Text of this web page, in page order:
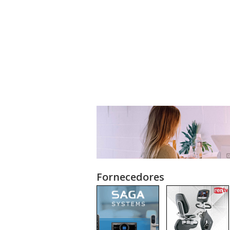
Fornecedores